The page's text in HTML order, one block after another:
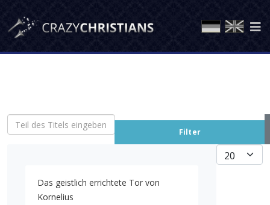
Teil des Titels eingeben
Filter
Anzeige #
Das geistlich errichtete Tor von
Kornelius